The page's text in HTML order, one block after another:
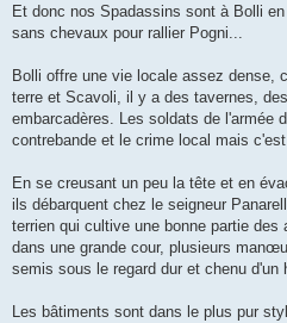
g
Et donc nos Spadassins sont à Bolli
sans chevaux pour rallier Pogni...
Bolli offre une vie locale assez dense,
terre et Scavoli, il y a des tavernes,
embarcadères. Les soldats de l'armée
contrebande et le crime local mais
En se creusant un peu la tête et en
ils débarquent chez le seigneur
terrien qui cultive une bonne partie
dans une grande cour, plusieurs
semis sous le regard dur et chenu d'un
Les bâtiments sont dans le plus pur